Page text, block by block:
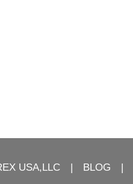
USA,LLC BLOG